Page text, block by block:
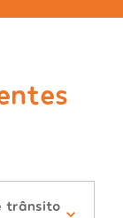
trânsito